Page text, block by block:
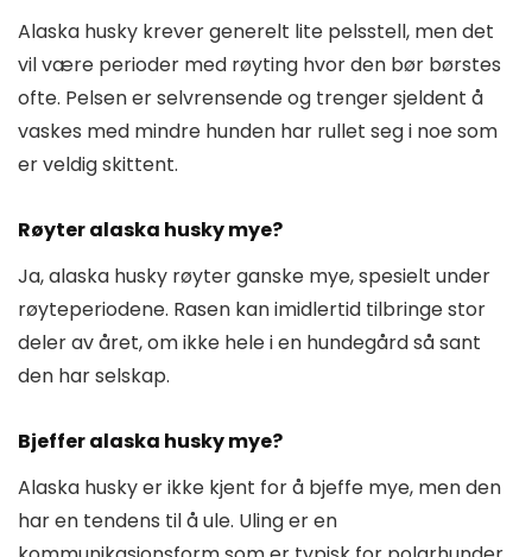
Alaska husky krever generelt lite pelsstell, men det
vil være perioder med røyting hvor den bør børstes
ofte. Pelsen er selvrensende og trenger sjeldent å
vaskes med mindre hunden har rullet seg i noe som
er veldig skittent.
Røyter alaska husky mye?
Ja, alaska husky røyter ganske mye, spesielt under
røyteperiodene. Rasen kan imidlertid tilbringe stor
deler av året, om ikke hele i en hundegård så sant
den har selskap.
Bjeffer alaska husky mye?
Alaska husky er ikke kjent for å bjeffe mye, men den
har en tendens til å ule. Uling er en